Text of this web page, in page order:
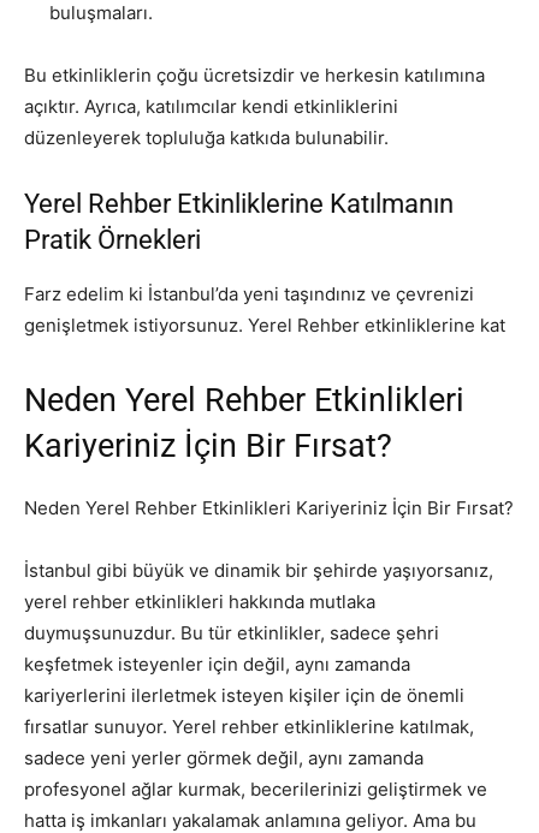
buluşmaları.
Bu etkinliklerin çoğu ücretsizdir ve herkesin katılımına
açıktır. Ayrıca, katılımcılar kendi etkinliklerini
düzenleyerek topluluğa katkıda bulunabilir.
Yerel Rehber Etkinliklerine Katılmanın
Pratik Örnekleri
Farz edelim ki İstanbul’da yeni taşındınız ve çevrenizi
genişletmek istiyorsunuz. Yerel Rehber etkinliklerine kat
Neden Yerel Rehber Etkinlikleri
Kariyeriniz İçin Bir Fırsat?
Neden Yerel Rehber Etkinlikleri Kariyeriniz İçin Bir Fırsat?
İstanbul gibi büyük ve dinamik bir şehirde yaşıyorsanız,
yerel rehber etkinlikleri hakkında mutlaka
duymuşsunuzdur. Bu tür etkinlikler, sadece şehri
keşfetmek isteyenler için değil, aynı zamanda
kariyerlerini ilerletmek isteyen kişiler için de önemli
fırsatlar sunuyor. Yerel rehber etkinliklerine katılmak,
sadece yeni yerler görmek değil, aynı zamanda
profesyonel ağlar kurmak, becerilerinizi geliştirmek ve
hatta iş imkanları yakalamak anlamına geliyor. Ama bu